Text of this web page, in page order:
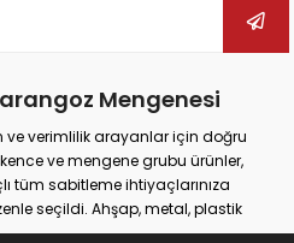
Mengenesi
ve verimlilik arayanlar için doğru
ve mengene grubu ürünler,
tüm sabitleme ihtiyaçlarınıza
seçildi. Ahşap, metal, plastik
tutuş sağlayan ürünlerimiz;